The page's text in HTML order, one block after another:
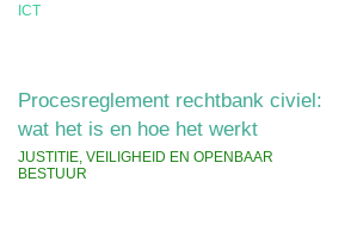
ICT
Procesreglement rechtbank civiel:
wat het is en hoe het werkt
JUSTITIE, VEILIGHEID EN OPENBAAR
BESTUUR